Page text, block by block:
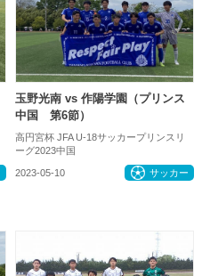
玉野光南 vs 作陽学園（プリンス
中国 第6節）
高円宮杯 JFA U-18サッカープリンスリ
ーグ2023中国
2023-05-10 サッカー